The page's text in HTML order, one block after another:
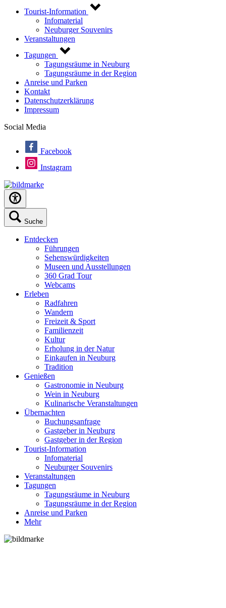
Tourist-Information
Infomaterial
Neuburger Souvenirs
Veranstaltungen
Tagungen
Tagungsräume in Neuburg
Tagungsräume in der Region
Anreise und Parken
Kontakt
Datenschutzerklärung
Impressum
Social Media
Facebook
Instagram
Suche
Entdecken
Führungen
Sehenswürdigkeiten
Museen und Ausstellungen
360 Grad Tour
Webcams
Erleben
Radfahren
Wandern
Freizeit & Sport
Familienzeit
Kultur
Erholung in der Natur
Einkaufen in Neuburg
Tradition
Genießen
Gastronomie in Neuburg
Wein in Neuburg
Kulinarische Veranstaltungen
Übernachten
Buchungsanfrage
Gastgeber in Neuburg
Gastgeber in der Region
Tourist-Information
Infomaterial
Neuburger Souvenirs
Veranstaltungen
Tagungen
Tagungsräume in Neuburg
Tagungsräume in der Region
Anreise und Parken
Mehr